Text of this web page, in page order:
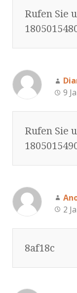
Rufen Sie
9
Rufen Sie
2
8af18c